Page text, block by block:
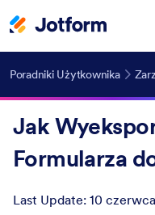
Poradniki Użytkownika
Jak
Formularza
Last Update: 10